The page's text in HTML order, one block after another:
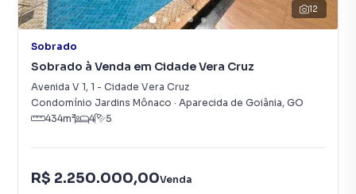
12
Sobrado
Sobrado à Venda em Cidade Vera Cruz
Avenida V 1, 1 - Cidade Vera Cruz
Condomínio Jardins Mônaco · Aparecida de Goiânia, GO
434m² 4 5
R$ 2.250.000,00Venda